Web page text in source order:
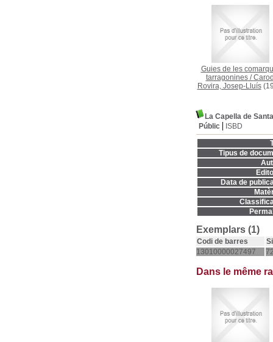
Guies de les
tarragonines/
Rovira, Josep-Lluís
La Capella de
Públic
ISBD
Tipus de
Data de
Exemplars (1)
Codi de barres
13010000027497
Dans le même